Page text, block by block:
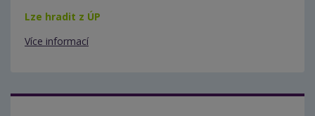
Lze hradit z ÚP
Více informací